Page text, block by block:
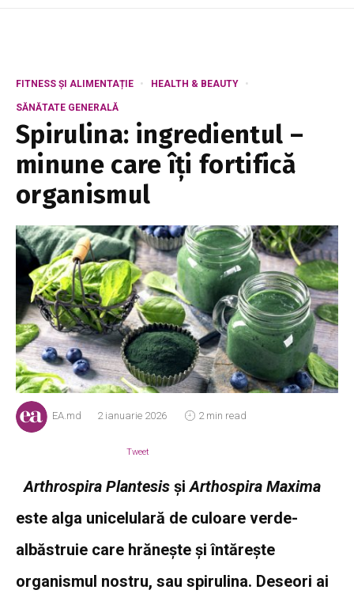
FITNESS ȘI ALIMENTAȚIE HEALTH & BEAUTY
SĂNĂTATE GENERALĂ
Spirulina: ingredientul –
minune care îți fortifică
organismul
EA.md 2 ianuarie 2026 2 min read
Tweet
Arthrospira Plantesis șiArthospira Maxima
este alga unicelulară de culoare verde-
albăstruie care hrănește și întărește
organismul nostru, sau spirulina. Deseori ai